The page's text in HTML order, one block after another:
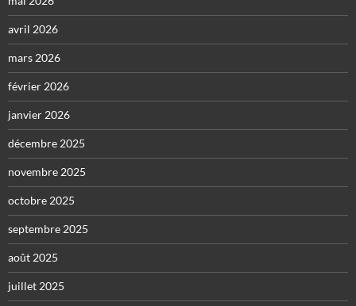
avril 2026
mars 2026
février 2026
janvier 2026
décembre 2025
novembre 2025
octobre 2025
septembre 2025
août 2025
juillet 2025